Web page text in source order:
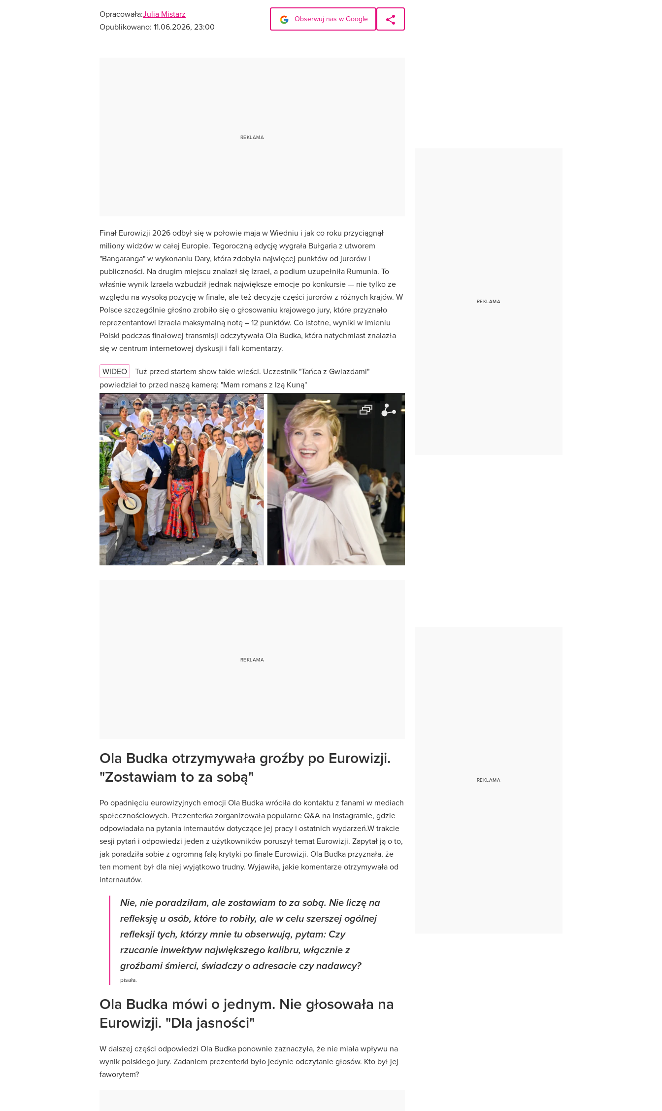
Opracowała:Julia Mistarz
Opublikowano: 11.06.2026, 23:00
Obserwuj nas w Google
Finał Eurowizji 2026 odbył się w połowie maja w Wiedniu i jak co roku przyciągnął
miliony widzów w całej Europie. Tegoroczną edycję wygrała Bułgaria z utworem
"Bangaranga" w wykonaniu Dary, która zdobyła najwięcej punktów od jurorów i
publiczności. Na drugim miejscu znalazł się Izrael, a podium uzupełniła Rumunia. To
właśnie wynik Izraela wzbudził jednak największe emocje po konkursie — nie tylko ze
względu na wysoką pozycję w finale, ale też decyzję części jurorów z różnych krajów. W
Polsce szczególnie głośno zrobiło się o głosowaniu krajowego jury, które przyznało
reprezentantowi Izraela maksymalną notę – 12 punktów. Co istotne, wyniki w imieniu
Polski podczas finałowej transmisji odczytywała Ola Budka, która natychmiast znalazła
się w centrum internetowej dyskusji i fali komentarzy.
WIDEO
Tuż przed startem show takie wieści. Uczestnik "Tańca z Gwiazdami"
powiedział to przed naszą kamerą: "Mam romans z Izą Kuną"
Ola Budka otrzymywała groźby po Eurowizji.
"Zostawiam to za sobą"
Po opadnięciu eurowizyjnych emocji Ola Budka wróciła do kontaktu z fanami w mediach
społecznościowych. Prezenterka zorganizowała popularne Q&A na Instagramie, gdzie
odpowiadała na pytania internautów dotyczące jej pracy i ostatnich wydarzeń.W trakcie
sesji pytań i odpowiedzi jeden z użytkowników poruszył temat Eurowizji. Zapytał ją o to,
jak poradziła sobie z ogromną falą krytyki po finale Eurowizji. Ola Budka przyznała, że
ten moment był dla niej wyjątkowo trudny. Wyjawiła, jakie komentarze otrzymywała od
internautów.
Nie, nie poradziłam, ale zostawiam to za sobą. Nie liczę na
refleksję u osób, które to robiły, ale w celu szerszej ogólnej
refleksji tych, którzy mnie tu obserwują, pytam: Czy
rzucanie inwektyw największego kalibru, włącznie z
groźbami śmierci, świadczy o adresacie czy nadawcy?
pisała.
Ola Budka mówi o jednym. Nie głosowała na
Eurowizji. "Dla jasności"
W dalszej części odpowiedzi Ola Budka ponownie zaznaczyła, że nie miała wpływu na
wynik polskiego jury. Zadaniem prezenterki było jedynie odczytanie głosów. Kto był jej
faworytem?